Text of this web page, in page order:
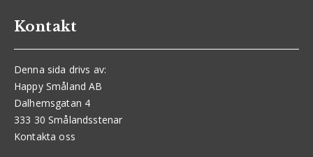
Kontakt
Denna sida drivs av:
Happy Småland AB
Dalhemsgatan 4
333 30 Smålandsstenar
Kontakta oss